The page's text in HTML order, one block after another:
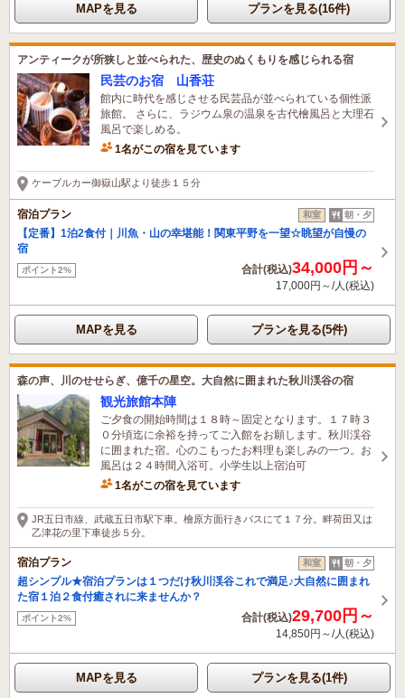
MAPを見る プランを見る(16件)
アンティークが所狭しと並べられた、歴史のぬくもりを感じられる宿
民芸のお宿 山香荘
館内に時代を感じさせる民芸品が並べられている個性派
旅館。 さらに、ラジウム泉の温泉を古代檜風呂と大理石
風呂で楽しめる。
1名がこの宿を見ています
ケーブルカー御嶽山駅より徒歩１５分
宿泊プラン 和室 朝・夕
【定番】1泊2食付｜川魚・山の幸堪能！関東平野を一望☆眺望が自慢の
宿
ポイント2% 合計(税込)34,000円～
17,000円～/人(税込)
MAPを見る プランを見る(5件)
森の声、川のせせらぎ、億千の星空。大自然に囲まれた秋川渓谷の宿
観光旅館本陣
ご夕食の開始時間は１８時～固定となります。１７時３
０分頃迄に余裕を持ってご入館をお願します。秋川渓谷
に囲まれた宿。心のこもったお料理も楽しみの一つ。お
風呂は２４時間入浴可。小学生以上宿泊可
1名がこの宿を見ています
JR五日市線、武蔵五日市駅下車。檜原方面行きバスにて１７分。畔荷田又は
乙津花の里下車徒歩５分。
宿泊プラン 和室 朝・夕
超シンプル★宿泊プランは１つだけ秋川渓谷これで満足♪大自然に囲まれ
た宿１泊２食付癒されに来ませんか？
ポイント2% 合計(税込)29,700円～
14,850円～/人(税込)
MAPを見る プランを見る(1件)